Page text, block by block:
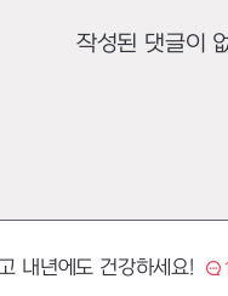
작성된 댓글이
내년에도 건강하세요!